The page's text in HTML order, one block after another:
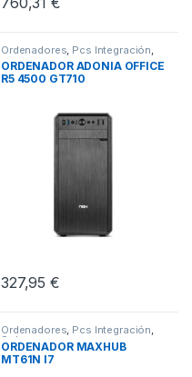
Ordenadores Pcs Integración
Sobremesa
ORDENADOR ADONIA OFFICE
R5 4500 GT710
327,95€
Ordenadores, Pcs Integración,
Sobremesa
ORDENADOR MAXHUB
MT61N I7